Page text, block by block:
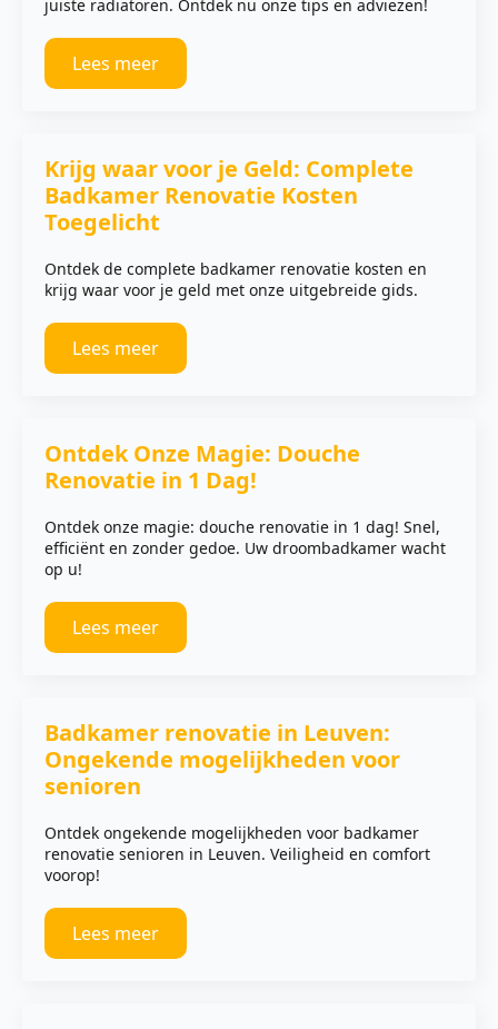
juiste radiatoren. Ontdek nu onze tips en adviezen!
Lees meer
Krijg waar voor je Geld: Complete
Badkamer Renovatie Kosten
Toegelicht
Ontdek de complete badkamer renovatie kosten en
krijg waar voor je geld met onze uitgebreide gids.
Lees meer
Ontdek Onze Magie: Douche
Renovatie in 1 Dag!
Ontdek onze magie: douche renovatie in 1 dag! Snel,
efficiënt en zonder gedoe. Uw droombadkamer wacht
op u!
Lees meer
Badkamer renovatie in Leuven:
Ongekende mogelijkheden voor
senioren
Ontdek ongekende mogelijkheden voor badkamer
renovatie senioren in Leuven. Veiligheid en comfort
voorop!
Lees meer